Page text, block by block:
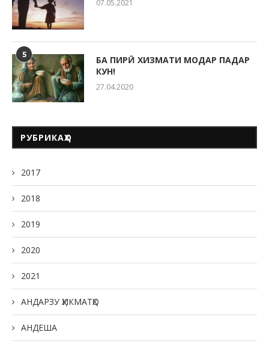
07.05.2021
5
БА ПИРӢ ХИЗМАТИ МОДАР ПАДАР
КУН!
27.04.2020
РУБРИКАҲО
2017
2018
2019
2020
2021
АНДАРЗУ ҲИКМАТҲО
АНДЕША